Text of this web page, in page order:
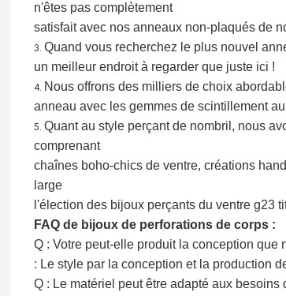
n'êtes pas complètement
satisfait avec nos anneaux non-plaqués de
3. Quand vous recherchez le plus nouvel
un meilleur endroit à regarder que juste ici !
4. Nous offrons des milliers de choix
anneau avec les gemmes de scintillement
5. Quant au style perçant de nombril, nous
comprenant
chaînes boho-chics de ventre, créations
large
l'élection des bijoux perçants du ventre g23
FAQ de bijoux de perforations de corps :
Q : Votre peut-elle produit la conception que
: Le style par la conception et la production
Q : Le matériel peut être adapté aux besoins